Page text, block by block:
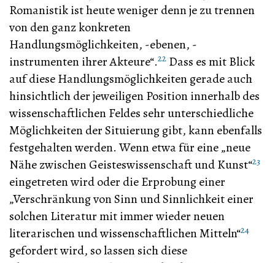
Romanistik ist heute weniger denn je zu trennen
von den ganz konkreten
Handlungsmöglichkeiten, -ebenen, -
instrumenten ihrer Akteure“.22 Dass es mit Blick
auf diese Handlungsmöglichkeiten gerade auch
hinsichtlich der jeweiligen Position innerhalb des
wissenschaftlichen Feldes sehr unterschiedliche
Möglichkeiten der Situierung gibt, kann ebenfalls
festgehalten werden. Wenn etwa für eine „neue
Nähe zwischen Geisteswissenschaft und Kunst“23
eingetreten wird oder die Erprobung einer
„Verschränkung von Sinn und Sinnlichkeit einer
solchen Literatur mit immer wieder neuen
literarischen und wissenschaftlichen Mitteln“24
gefordert wird, so lassen sich diese